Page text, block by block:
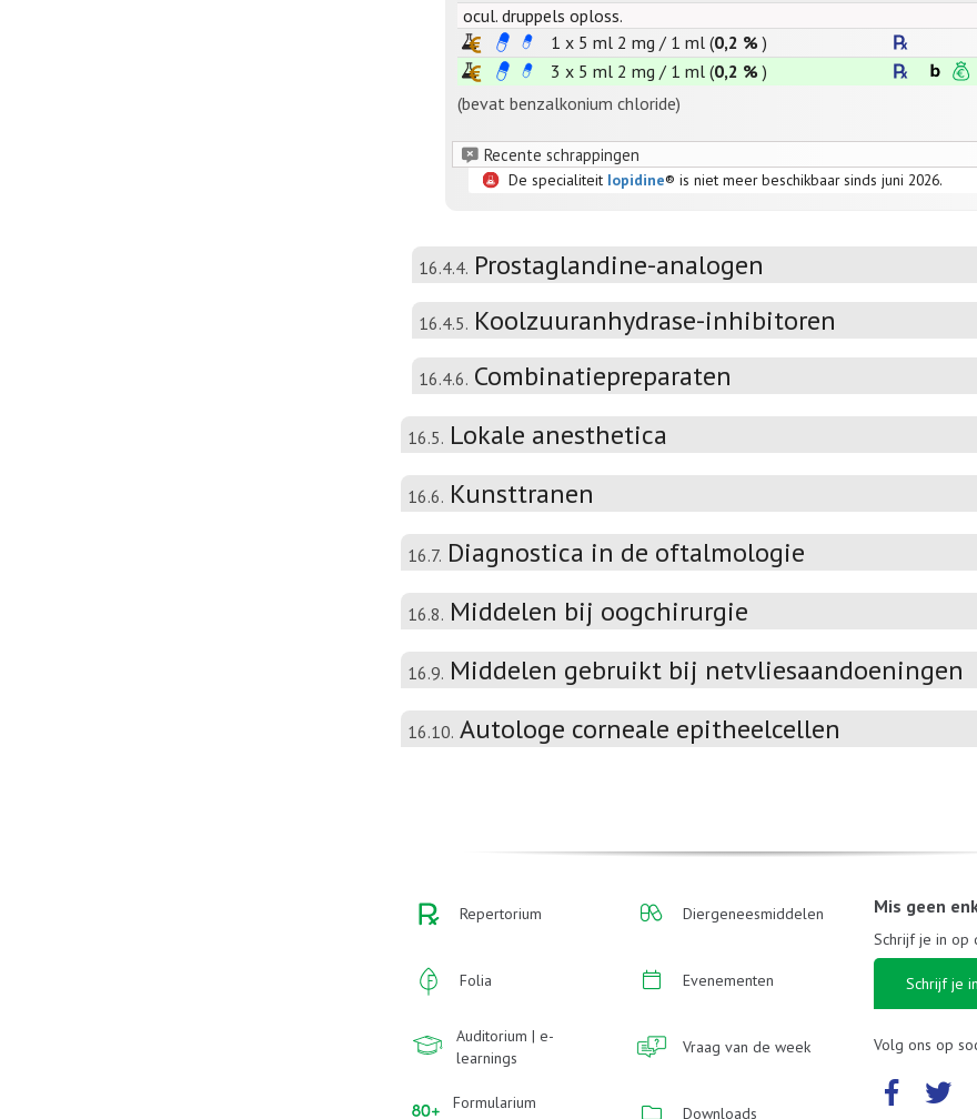
ocul. druppels oploss.
1 x 5 ml 2 mg / 1 ml (0,2 % )
3 x 5 ml 2 mg / 1 ml (0,2 % )
(bevat benzalkonium chloride)
Recente schrappingen
De specialiteit Iopidine® is niet meer beschikbaar sinds juni 2026.
16.4.4. Prostaglandine-analogen
16.4.5. Koolzuuranhydrase-inhibitoren
16.4.6. Combinatiepreparaten
16.5. Lokale anesthetica
16.6. Kunsttranen
16.7. Diagnostica in de oftalmologie
16.8. Middelen bij oogchirurgie
16.9. Middelen gebruikt bij netvliesaandoeningen
16.10. Autologe corneale epitheelcellen
Repertorium
Folia
Auditorium | e-
learnings
Formularium
Diergeneesmiddelen
Evenementen
Vraag van de week
Downloads
Mis geen
Schrijf je in op
Schrijf je in
Volg ons op